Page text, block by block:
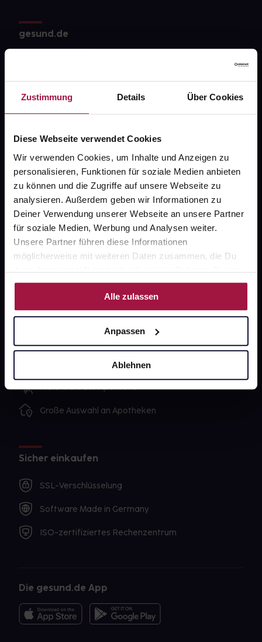
Zustimmung Details Über Cookies
Diese Webseite verwendet Cookies
Wir verwenden Cookies, um Inhalte und Anzeigen zu
personalisieren, Funktionen für soziale Medien anbieten
zu können und die Zugriffe auf unsere Webseite zu
analysieren. Außerdem geben wir Informationen zu
Deiner Verwendung unserer Webseite an unsere Partner
für soziale Medien, Werbung und Analysen weiter.
Unsere Partner führen diese Informationen
möglicherweise mit weiteren Daten zusammen, die Du
ihnen bereitgestellt hast oder die sie im Rahmen Deiner
Nutzung der Dienste gesammelt haben.
Alle zulassen
Anpassen
Ablehnen
gesund.de
Karriere
Newsletter
gesund-versorger.de
Sanitätshäuser
Datenschutz
AGB
Impressum
Ausgewählte Wunschprodukte sofort abholbereit
Lieferung für sofort verfügbare Artikel meist am
selben Tag möglich
Freie Wahl der Apotheke
Große Auswahl an Apotheken
Sicher einkaufen
SSL-Verschlüsselung
Software Made in Germany
ISO-zertifiziertes Rechenzentrum
Die gesund.de App